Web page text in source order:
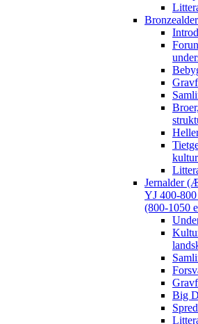
Jernalder
YJ 400-
(800-1050
Big